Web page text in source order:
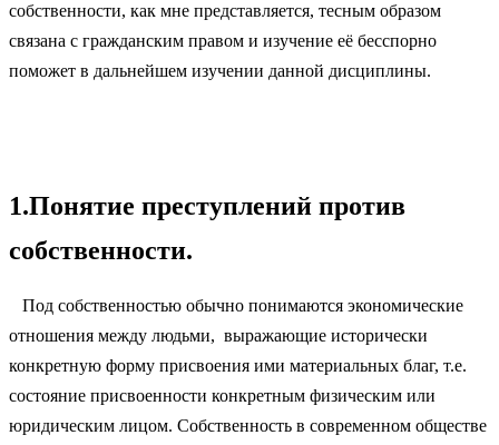
собственности, как мне представляется, тесным образом
связана с гражданским правом и изучение её бесспорно
поможет в дальнейшем изучении данной дисциплины.
1.Понятие преступлений против
собственности.
Под собственностью обычно понимаются экономические
отношения между людьми, выражающие исторически
конкретную форму присвоения ими материальных благ, т.е.
состояние присвоенности конкретным физическим или
юридическим лицом. Собственность в современном обществе